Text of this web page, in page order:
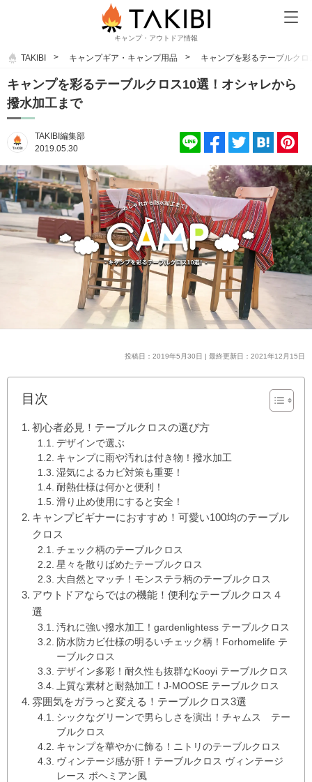
キャンプ・アウトドア情報
TAKIBI キャンプギア・キャンプ用品 キャンプを彩るテーブルク
キャンプを彩るテーブルクロス10選！オシャレから
撥水加工まで
TAKIBI編集部
2019.05.30
投稿日：2019年5月30日 | 最終更新日：2021年12月15日
目次
初心者必見！テーブルクロスの選び方
デザインで選ぶ
キャンプに雨や汚れは付き物！撥水加工
湿気によるカビ対策も重要！
耐熱仕様は何かと便利！
滑り止め使用にすると安全！
キャンプビギナーにおすすめ！可愛い100均のテーブル
クロス
チェック柄のテーブルクロス
星々を散りばめたテーブルクロス
大自然とマッチ！モンステラ柄のテーブルクロス
アウトドアならではの機能！便利なテーブルクロス４
選
汚れに強い撥水加工！gardenlightess テーブルクロス
防水防カビ仕様の明るいチェック柄！Forhomelife テ
ーブルクロス
デザイン多彩！耐久性も抜群なKooyi テーブルクロス
上質な素材と耐熱加工！J-MOOSE テーブルクロス
雰囲気をガラっと変える！テーブルクロス3選
シックなグリーンで男らしさを演出！チャムス テー
ブルクロス
キャンプを華やかに飾る！ニトリのテーブルクロス
ヴィンテージ感が肝！テーブルクロス ヴィンテージ
レース ボヘミアン風